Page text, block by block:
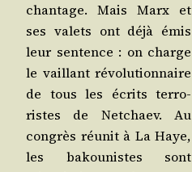
chan­tage. Mais Marx et
ses valets ont déjà émis
leur sen­tence : on charge
le vaillant révo­lu­tion­naire
de tous les écrits ter­ro­
ristes de Net­chaev. Au
congrès réunit à La Haye,
les bakou­nistes sont